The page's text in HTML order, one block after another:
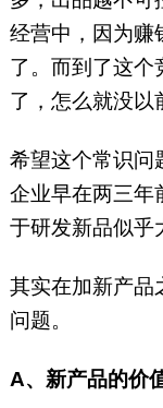
经营中，因为赚
了。而到了这个
了，怎么就没以
希望这个常识问
企业早在两三年
于研发新品似乎
其实在加新产品
问题。
A、新产品的价